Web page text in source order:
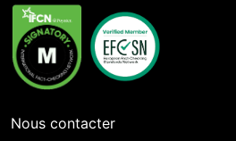
Nous contacter